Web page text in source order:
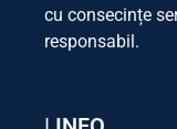
cu consecințe
responsabil.